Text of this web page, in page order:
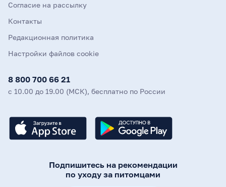
Согласие на рассылку
Контакты
Редакционная политика
Настройки файлов cookie
8 800 700 66 21
с 10.00 до 19.00 (МСК), бесплатно по России
Подпишитесь на рекомендации
по уходу за питомцами